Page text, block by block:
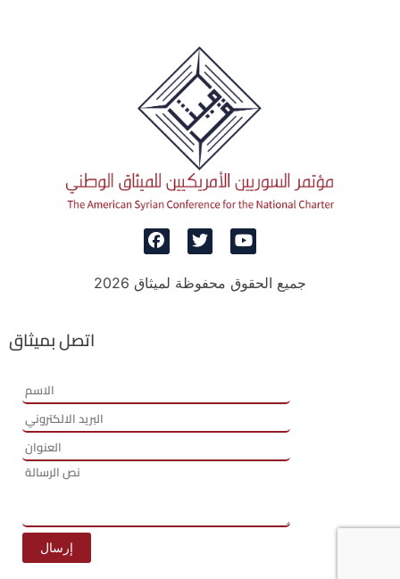
جميع الحقوق محفوظة لميثاق 2026
اتصل بميثاق